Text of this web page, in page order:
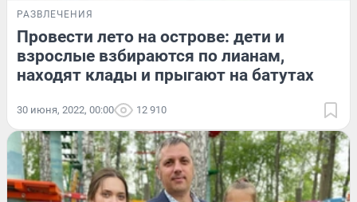
РАЗВЛЕЧЕНИЯ
Провести лето на острове: дети и
взрослые взбираются по лианам,
находят клады и прыгают на батутах
30 июня, 2022, 00:00 12 910